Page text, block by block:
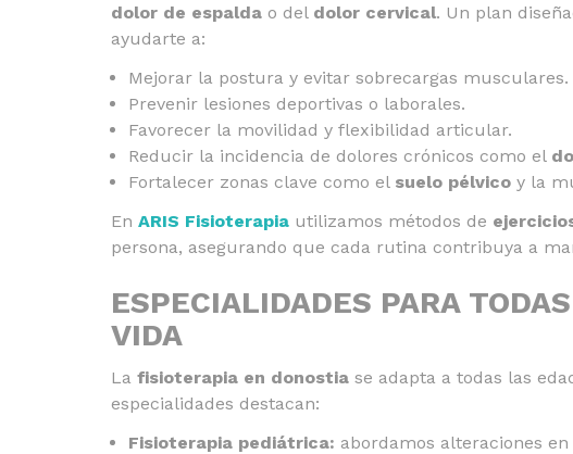
dolor de espalda o del dolor cervical. Un plan
ayudarte a:
Mejorar la postura y evitar sobrecargas musculares.
Prevenir lesiones deportivas o laborales.
Favorecer la movilidad y flexibilidad articular.
Reducir la incidencia de dolores crónicos como el
Fortalecer zonas clave como el suelo pélvico y la
En ARIS Fisioterapia utilizamos métodos de
persona, asegurando que cada rutina contribuya a
ESPECIALIDADES PARA
VIDA
La fisioterapia en donostia se adapta a todas las
especialidades destacan:
Fisioterapia pediátrica: abordamos alteraciones